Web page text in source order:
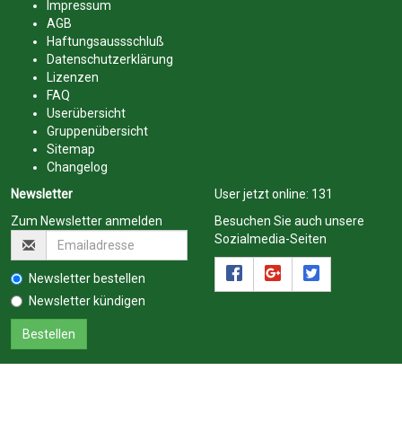
Impressum
AGB
Haftungsaussschluß
Datenschutzerklärung
Lizenzen
FAQ
Userübersicht
Gruppenübersicht
Sitemap
Changelog
Newsletter
Zum Newsletter anmelden
Newsletter bestellen
Newsletter kündigen
User jetzt online: 131
Besuchen Sie auch unsere
Sozialmedia-Seiten